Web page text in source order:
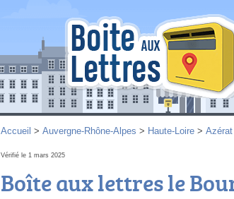
Accueil > Auvergne-Rhône-Alpes > Haute-Loire > Azérat
Vérifié le 1 mars 2025
Boîte aux lettres le